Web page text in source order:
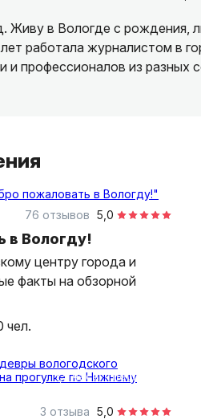
Живу в Вологде с рождения,
работала журналистом в
профессионалов из разных
5,0
76 отзывов
в Вологду!
центру города и
факты на обзорной
чел.
1,5 часа пешком
5,0
3 отзыва